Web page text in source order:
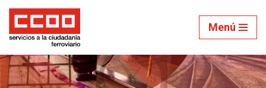
Saltar
contenido
Menú